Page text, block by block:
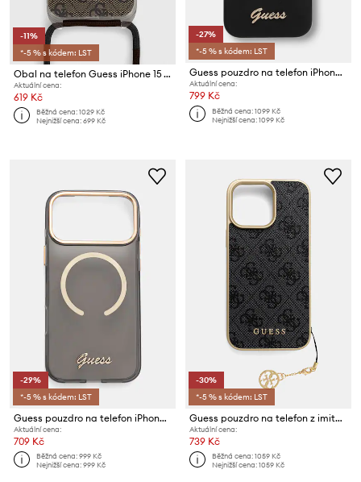
-11%
*-5 % s kódem: LST
Obal na telefon Guess iPhone 15 / 14 / 13 6.1"
Aktuální cena:
619 Kč
Běžná cena:1029 Kč
Nejnižší cena:699 Kč
-27%
*-5 % s kódem: LST
Guess pouzdro na telefon iPhone 16 Pro
Aktuální cena:
799 Kč
Běžná cena:1099 Kč
Nejnižší cena:1099 Kč
-29%
*-5 % s kódem: LST
Guess pouzdro na telefon iPhone 17 Pro Max
Aktuální cena:
709 Kč
Běžná cena:999 Kč
Nejnižší cena:999 Kč
-30%
*-5 % s kódem: LST
Guess pouzdro na telefon z imitace kůže iPhone 16 Pro Max
Aktuální cena:
739 Kč
Běžná cena:1059 Kč
Nejnižší cena:1059 Kč